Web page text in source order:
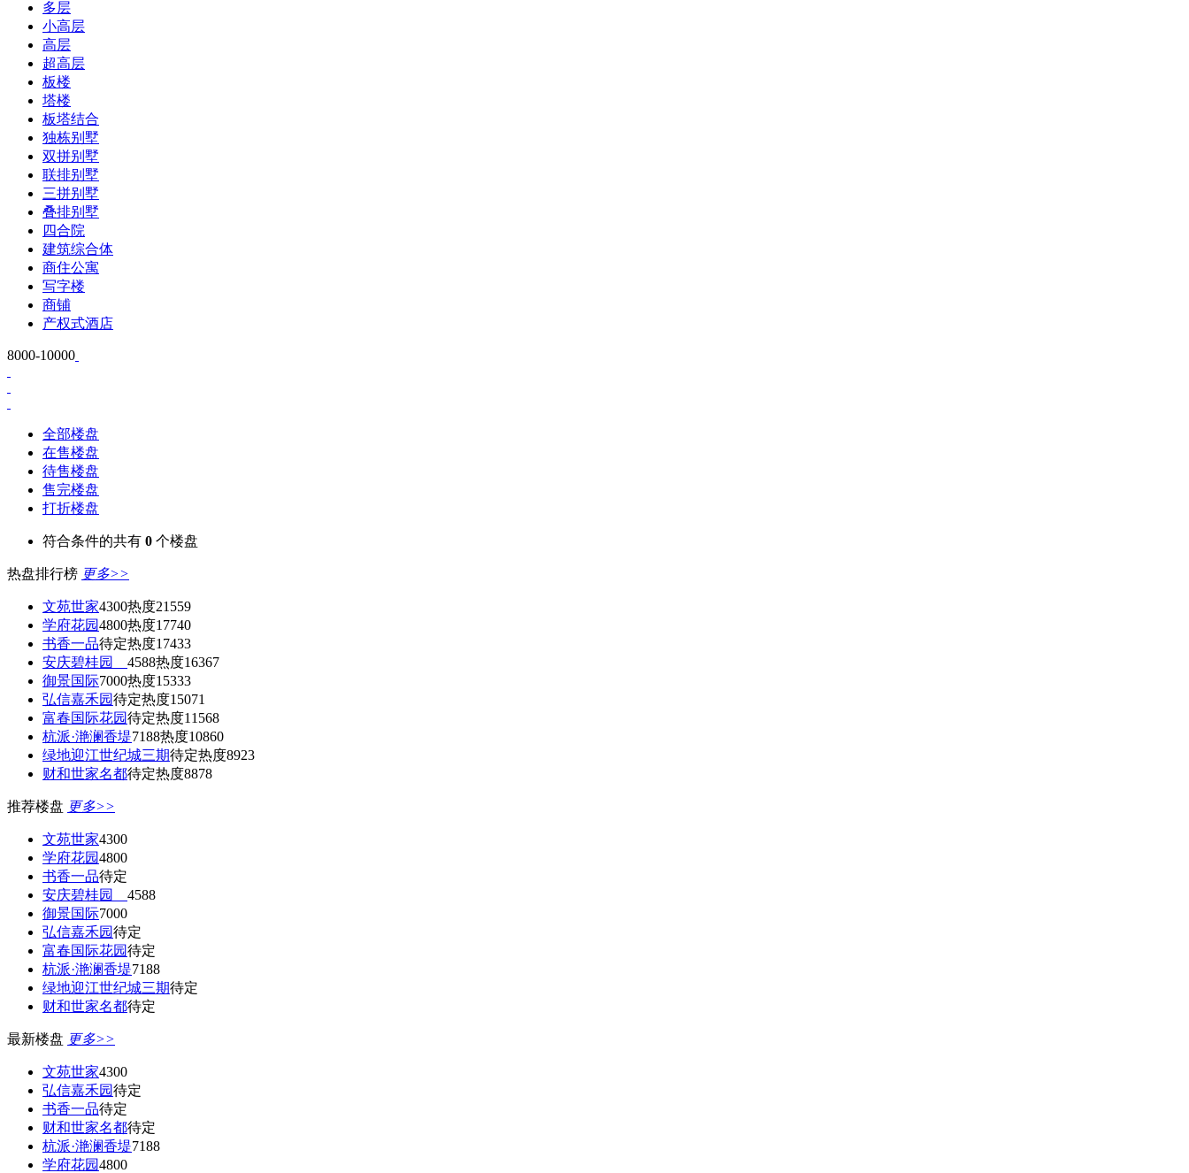
多层
小高层
高层
超高层
板楼
塔楼
板塔结合
独栋别墅
双拼别墅
联排别墅
三拼别墅
叠排别墅
四合院
建筑综合体
商住公寓
写字楼
商铺
产权式酒店
8000-10000
全部楼盘
在售楼盘
待售楼盘
售完楼盘
打折楼盘
符合条件的共有 0 个楼盘
热盘排行榜 更多>>
文苑世家4300热度21559
学府花园4800热度17740
书香一品待定热度17433
安庆碧桂园 4588热度16367
御景国际7000热度15333
弘信嘉禾园待定热度15071
富春国际花园待定热度11568
杭派·滟澜香堤7188热度10860
绿地迎江世纪城三期待定热度8923
财和世家名都待定热度8878
推荐楼盘 更多>>
文苑世家4300
学府花园4800
书香一品待定
安庆碧桂园 4588
御景国际7000
弘信嘉禾园待定
富春国际花园待定
杭派·滟澜香堤7188
绿地迎江世纪城三期待定
财和世家名都待定
最新楼盘 更多>>
文苑世家4300
弘信嘉禾园待定
书香一品待定
财和世家名都待定
杭派·滟澜香堤7188
学府花园4800